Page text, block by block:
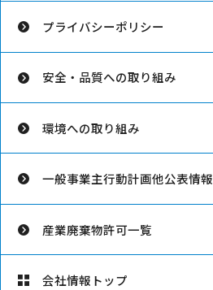
プライバシーポリシー
安全・品質への取り組み
環境への取り組み
一般事業主行動計画他公表情報
産業廃棄物許可一覧
会社情報トップ